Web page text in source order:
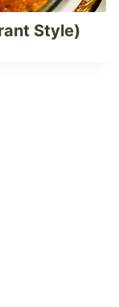
Style)